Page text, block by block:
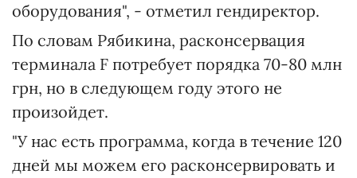
оборудования", - отметил гендиректор.
По словам Рябикина, расконсервация
терминала F потребует порядка 70-80 млн
грн, но в следующем году этого не
произойдет.
"У нас есть программа, когда в течение 120
дней мы можем его расконсервировать и